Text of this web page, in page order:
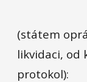
(státem
likvidaci, od
protokol):